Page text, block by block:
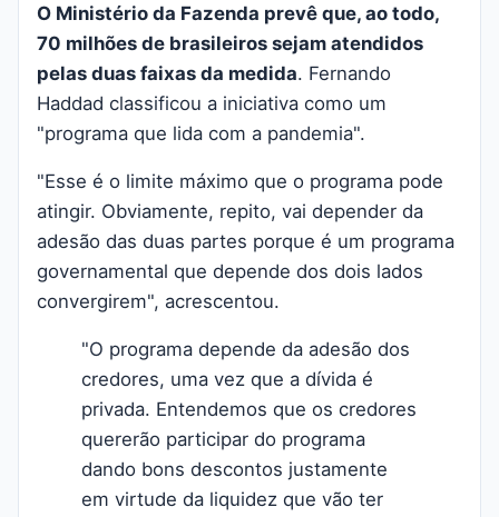
O Ministério da Fazenda prevê que, ao todo,
70 milhões de brasileiros sejam atendidos
pelas duas faixas da medida. Fernando
Haddad classificou a iniciativa como um
"programa que lida com a pandemia".
"Esse é o limite máximo que o programa pode
atingir. Obviamente, repito, vai depender da
adesão das duas partes porque é um programa
governamental que depende dos dois lados
convergirem", acrescentou.
"O programa depende da adesão dos
credores, uma vez que a dívida é
privada. Entendemos que os credores
quererão participar do programa
dando bons descontos justamente
em virtude da liquidez que vão ter